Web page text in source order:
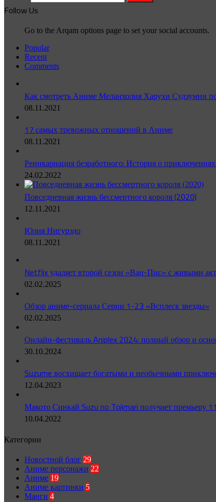
Follow Us
Go to the Arqam options page to set your social accounts.
Popular
Recent
Comments
Как смотреть Аниме Меланхолия Харухи Судзумии
08.11.2021
17 самых тревожных отношений в Аниме
08.11.2021
Реинкарнация безработного: История о
24.02.2022
Повседневная жизнь бессмертного короля (2020)
12.11.2021
Юлия Нигурэдо
08.11.2021
Netflix удаляет второй сезон «Ван-Пис» с живыми
02.02.2025
Обзор аниме-сериала Серии 1-23 «Всплеск звезды»
02.02.2025
Онлайн-фестиваль Aniplex 2024: полный обзор и
30.10.2024
Suzume восхищает богатыми и необычными
12.04.2023
Макото Синкай Suzu no Tojimari получает премьеру
10.04.2022
Категории
Новостной блог 29
Аниме персонажи 22
Аниме 19
Аниме картинки 5
Манги 4